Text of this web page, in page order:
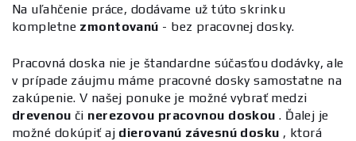
Na uľahčenie práce, dodávame už túto skrinku
kompletne zmontovanú - bez pracovnej dosky.
Pracovná doska nie je štandardne súčasťou dodávky, ale
v prípade záujmu máme pracovné dosky samostatne na
zakúpenie. V našej ponuke je možné vybrať medzi
drevenou či nerezovou pracovnou doskou . Ďalej je
možné dokúpiť aj dierovanú závesnú dosku , ktorá